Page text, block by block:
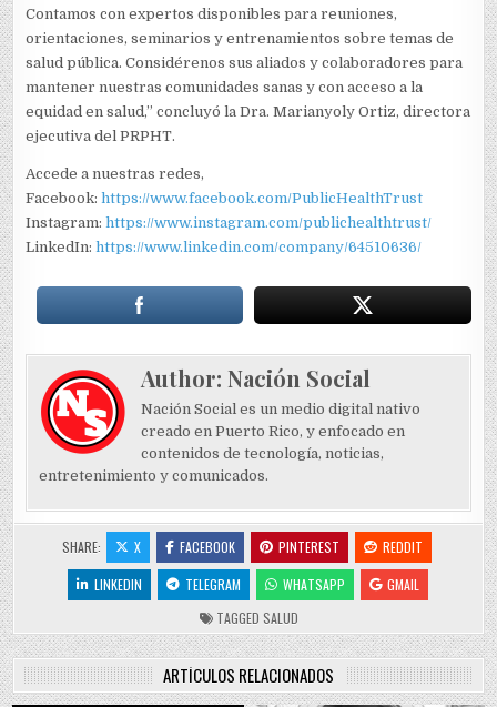
Contamos con expertos disponibles para reuniones,
orientaciones, seminarios y entrenamientos sobre temas de
salud pública. Considérenos sus aliados y colaboradores para
mantener nuestras comunidades sanas y con acceso a la
equidad en salud,” concluyó la Dra. Marianyoly Ortiz, directora
ejecutiva del PRPHT.
Accede a nuestras redes,
Facebook:https://www.facebook.com/PublicHealthTrust
Instagram:https://www.instagram.com/publichealthtrust/
LinkedIn:https://www.linkedin.com/company/64510636/
Author:Nación Social
Nación Social es un medio digital nativo
creado en Puerto Rico, y enfocado en
contenidos de tecnología, noticias,
entretenimiento y comunicados.
SHARE: X FACEBOOK PINTEREST
REDDIT
LINKEDIN
TELEGRAM WHATSAPP
GMAIL
TAGGED SALUD
ARTÍCULOS RELACIONADOS